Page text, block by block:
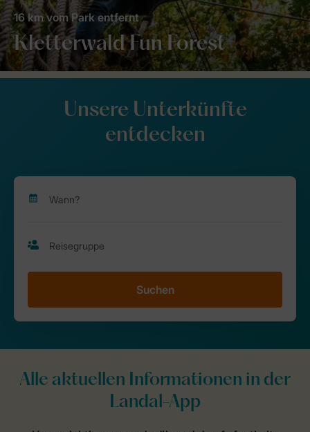
Kletterwald Fun Forest
16 km vom Park entfernt
Unsere Unterkünfte
entdecken
Suchen